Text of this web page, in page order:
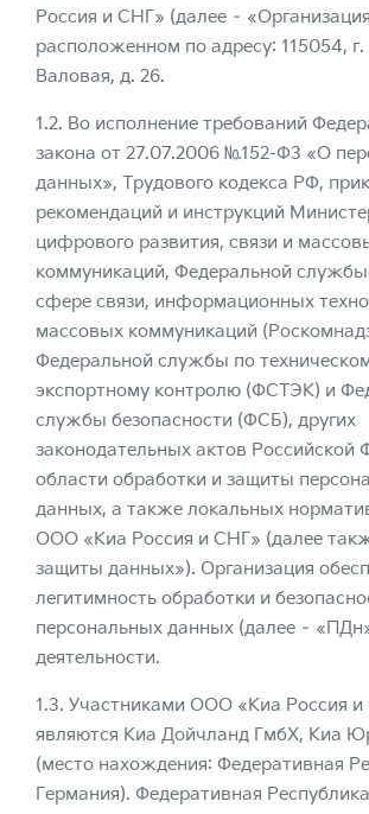
Россия и СНГ» (далее –
расположенном по адресу: 115054,
Валовая, д. 26.
1.2. Во исполнение требований
закона от 27.07.2006 №152-ФЗ «О
данных», Трудового кодекса РФ,
рекомендаций и инструкций
цифрового развития, связи и
коммуникаций, Федеральной службы
сфере связи, информационных
массовых коммуникаций
Федеральной службы по
экспортному контролю (ФСТЭК) и
службы безопасности (ФСБ), других
законодательных актов Российской
области обработки и защиты
данных, а также локальных
ООО «Киа Россия и СНГ» (далее
защиты данных»). Организация
легитимность обработки и
персональных данных (далее –
деятельности.
1.3. Участниками ООО «Киа Россия
являются Киа Дойчланд ГмбХ, Киа
(место нахождения: Федеративная
Германия). Федеративная